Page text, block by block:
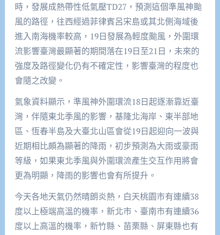
時，發展成熱帶性低氣壓TD27，預測這個準風神颱
風的路徑，往西經過菲律賓呂宋島或其北側海域後
進入南海機率較高，19日發展為輕度颱風，外圍環
流影響臺灣最顯著的期間落在19日至21日，未來的
強度及路徑變化仍有不確定性，影響臺灣的程度也
會隨之改變。
氣象資料顯示，準風神外圍環流18日起逐漸靠近臺
灣，伴隨東北季風的影響，基隆北海岸、東半部地
區、恆春半島及大臺北山區會從19日起迎向一波與
近期相比頗為顯著的降雨，初步預測為大雨或豪雨
等級，如果東北季風與外圍環流產生交互作用將會
更為明顯，降雨的影響也會有所提升。
今天各地天氣仍然晴朗炎熱，白天桃園市有連續38
度以上極端高溫的機率，新北市、臺南市有連續36
度以上高溫的機率，新竹縣、苗栗縣、屏東縣也有